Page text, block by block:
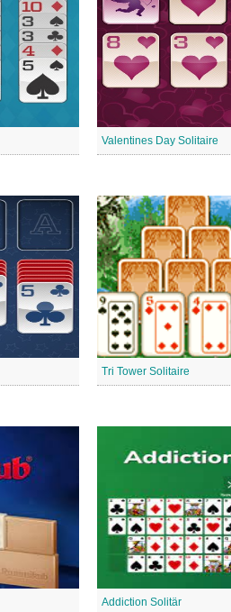
Valentines Day Solitaire
Tri Tower Solitaire
Addiction Solitär